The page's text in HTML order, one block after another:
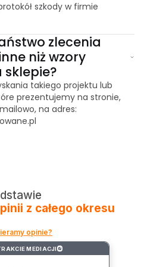
szkody w firmie
zlecenia
niż wzory
takiego projektu lub
prezentujemy na stronie,
na adres:
z całego okresu
opinie?
MEDIACJI ?